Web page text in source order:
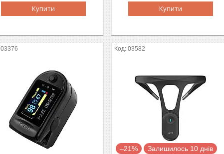
Купити Купити
03376 03582
–21% Залишилось 10 днів